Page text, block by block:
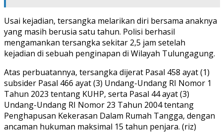
Usai kejadian, tersangka melarikan diri bersama anaknya
yang masih berusia satu tahun. Polisi berhasil
mengamankan tersangka sekitar 2,5 jam setelah
kejadian di sebuah penginapan di Wilayah Tulungagung.
Atas perbuatannya, tersangka dijerat Pasal 458 ayat (1)
subsider Pasal 466 ayat (3) Undang-Undang RI Nomor 1
Tahun 2023 tentang KUHP, serta Pasal 44 ayat (3)
Undang-Undang RI Nomor 23 Tahun 2004 tentang
Penghapusan Kekerasan Dalam Rumah Tangga, dengan
ancaman hukuman maksimal 15 tahun penjara. (riz)